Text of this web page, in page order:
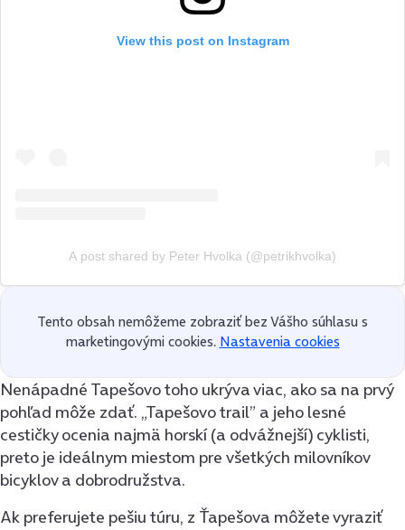
View this post on Instagram
A post shared by Peter Hvolka (@petrikhvolka)
Tento obsah nemôžeme zobraziť bez Vášho súhlasu s
marketingovými cookies. Nastavenia cookies
Nenápadné Tapešovo toho ukrýva viac, ako sa na prvý
pohľad môže zdať. „Tapešovo trail” a jeho lesné
cestičky ocenia najmä horskí (a odvážnejší) cyklisti,
preto je ideálnym miestom pre všetkých milovníkov
bicyklov a dobrodružstva.
Ak preferujete pešiu túru, z Ťapešova môžete vyraziť